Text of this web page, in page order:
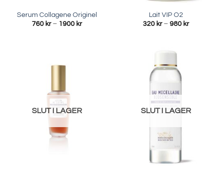
Serum Collagene Originel
760 kr – 1900 krPrisintervall:
Lait VIP O2
320 kr – 980 kr
SLUT I LAGER SLUT I LAGER